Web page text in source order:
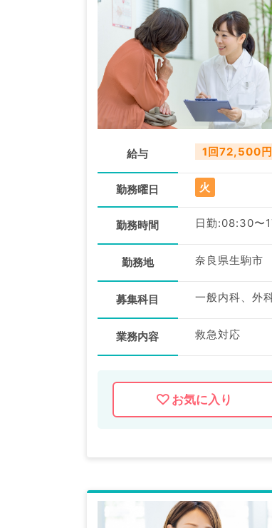
給与 1回72,500円
勤務曜日 火
勤務時間 日勤:08:30〜
勤務地 奈良県生駒市
募集科目 一般内科、外
業務内容 救急対応
お気に入り